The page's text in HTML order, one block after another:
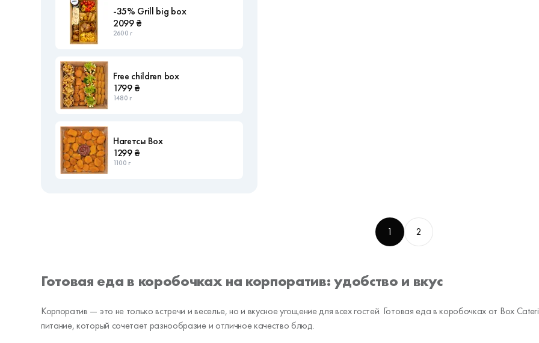
-35% Grill big box
2099 ₴
2600 г
Free children box
1799 ₴
1480 г
Нагетсы Box
1299 ₴
1100 г
1 2
Готовая еда в коробочках на корпоратив: удобство и вкус
Корпоратив — это не только встречи и веселье, но и вкусное угощение для всех гостей. Готовая еда в коробочках от Box
питание, который сочетает разнообразие и отличное качество блюд.